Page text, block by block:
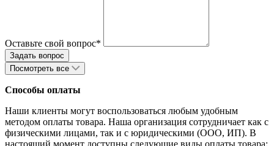
Оставьте свой вопрос*
Посмотреть все
Способы оплаты
Наши клиенты могут воспользоваться любым удобным
методом оплаты товара. Наша организация сотрудничает как с
физическими лицами, так и с юридическими (ООО, ИП). В
настоящий момент доступны следующие виды оплаты товара: